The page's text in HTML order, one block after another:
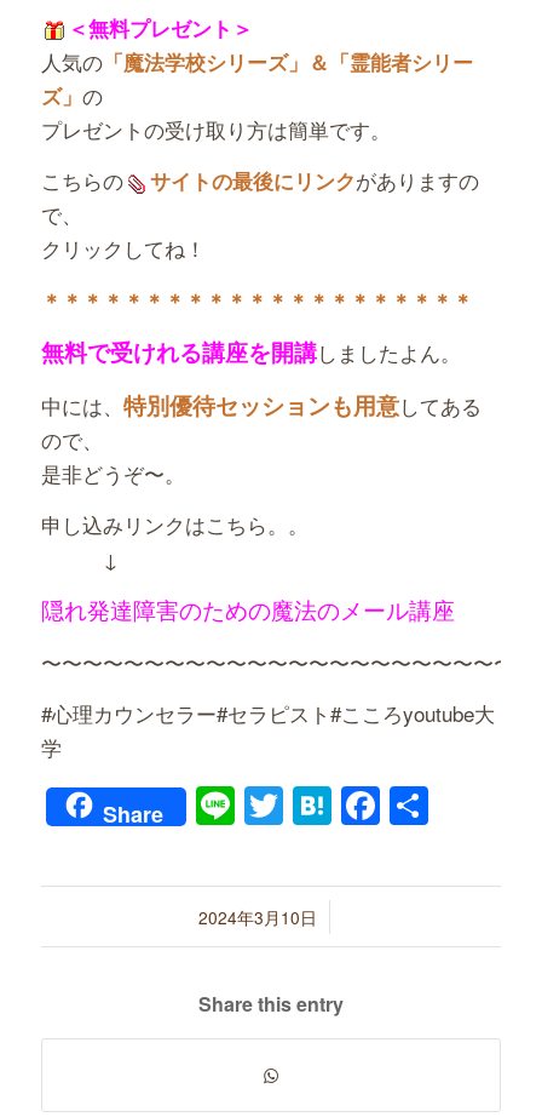
＜無料プレゼント＞
人気の「魔法学校シリーズ」＆「霊能者シリー
ズ」 の
プレゼントの受け取り方は簡単です。
こちらの
サイトの最後にリンクがありますの
で、
クリックしてね！
＊＊＊＊＊＊＊＊＊＊＊＊＊＊＊＊＊＊＊＊＊
無料で受けれる講座を開講しましたよん。
中には、 特別優待セッションも用意してある
ので、
是非どうぞ〜。
申し込みリンクはこちら。。
↓
隠れ発達障害のための魔法のメール講座
〜〜〜〜〜〜〜〜〜〜〜〜〜〜〜〜〜〜〜〜〜〜〜〜
#心理カウンセラー#セラピスト#こころyoutube大
学
Share LineTwitter
Hatena共
2024年3月10日
/
Share this entry